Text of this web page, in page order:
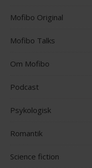
Mofibo Original
Mofibo Talks
Om Mofibo
Podcast
Psykologisk
Romantik
Science fiction